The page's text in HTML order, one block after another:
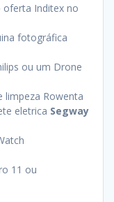
oferta Inditex no
fotográfica
ou um Drone
limpeza Rowenta
eletrica Segway
11 ou